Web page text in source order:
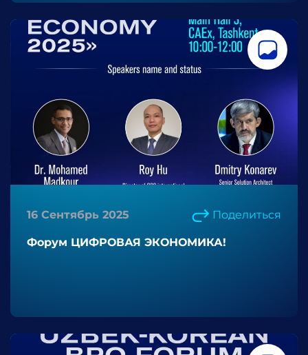
16 Сентябрь 2025 Поделиться
Форум ЦИФРОВАЯ ЭКОНОМИКА!